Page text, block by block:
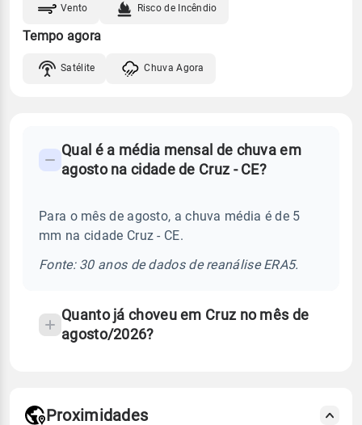
Vento Risco de Incêndio
Tempo agora
Satélite Chuva Agora
Perguntas
sobre
chuva
Qual é a média mensal de chuva em
agosto na cidade de Cruz - CE?
Para o mês de agosto, a chuva média é de 5
mm na cidade Cruz - CE.
Fonte: 30 anos de dados de reanálise ERA5.
Quanto já choveu em Cruz no mês de
agosto/2026?
Proximidades